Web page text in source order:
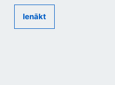
Ienākt